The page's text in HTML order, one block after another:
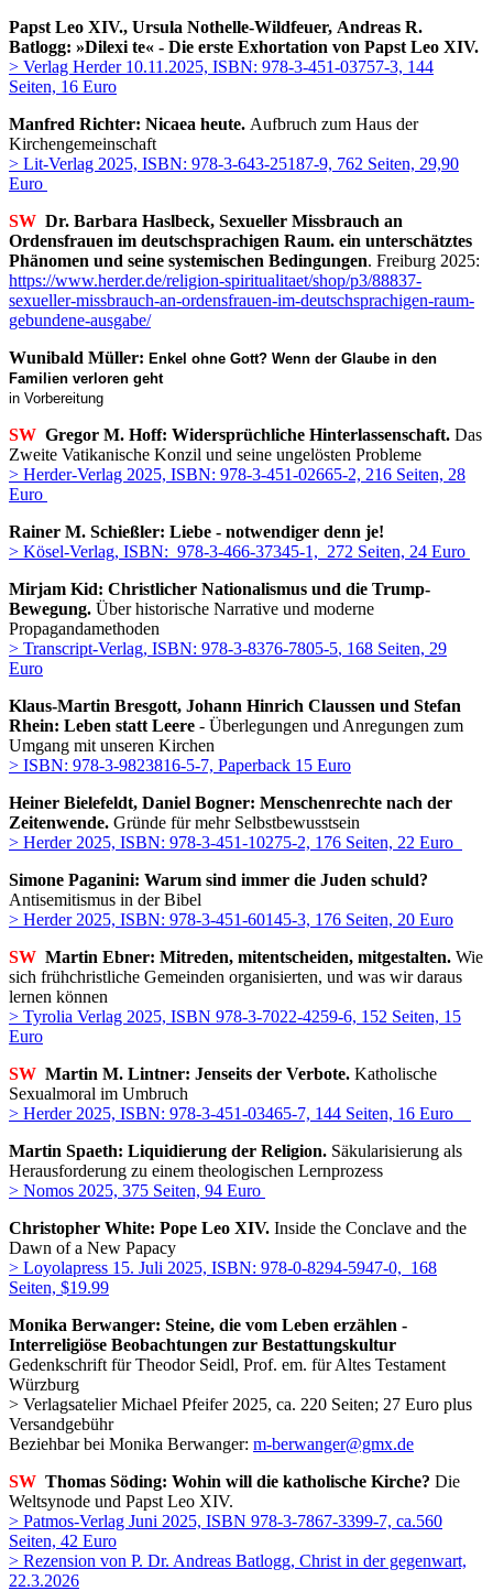
Papst Leo XIV., Ursula Nothelle-Wildfeuer, Andreas R.
Batlogg: »Dilexi te« - Die erste Exhortation von Papst Leo XIV.
> Verlag Herder 10.11.2025, ISBN: 978-3-451-03757-3, 144
Seiten, 16 Euro
Manfred Richter: Nicaea heute. Aufbruch zum Haus der
Kirchengemeinschaft
> Lit-Verlag 2025, ISBN: 978-3-643-25187-9, 762 Seiten, 29,90
Euro
SW Dr. Barbara Haslbeck, Sexueller Missbrauch an
Ordensfrauen im deutschsprachigen Raum. ein unterschätztes
Phänomen und seine systemischen Bedingungen. Freiburg 2025:
https://www.herder.de/religion-spiritualitaet/shop/p3/88837-
sexueller-missbrauch-an-ordensfrauen-im-deutschsprachigen-raum-
gebundene-ausgabe/
Wunibald Müller: Enkel ohne Gott? Wenn der Glaube in den
Familien verloren geht
in Vorbereitung
SW Gregor M. Hoff: Widersprüchliche Hinterlassenschaft. Das
Zweite Vatikanische Konzil und seine ungelösten Probleme
> Herder-Verlag 2025, ISBN: 978-3-451-02665-2, 216 Seiten, 28
Euro
Rainer M. Schießler: Liebe - notwendiger denn je!
> Kösel-Verlag, ISBN: 978-3-466-37345-1, 272 Seiten, 24 Euro
Mirjam Kid: Christlicher Nationalismus und die Trump-
Bewegung. Über historische Narrative und moderne
Propagandamethoden
> Transcript-Verlag, ISBN: 978-3-8376-7805-5, 168 Seiten, 29
Euro
Klaus-Martin Bresgott, Johann Hinrich Claussen und Stefan
Rhein: Leben statt Leere - Überlegungen und Anregungen zum
Umgang mit unseren Kirchen
> ISBN: 978-3-9823816-5-7, Paperback 15 Euro
Heiner Bielefeldt, Daniel Bogner: Menschenrechte nach der
Zeitenwende. Gründe für mehr Selbstbewusstsein
> Herder 2025, ISBN: 978-3-451-10275-2, 176 Seiten, 22 Euro
Simone Paganini: Warum sind immer die Juden schuld?
Antisemitismus in der Bibel
> Herder 2025, ISBN: 978-3-451-60145-3, 176 Seiten, 20 Euro
SW Martin Ebner: Mitreden, mitentscheiden, mitgestalten. Wie
sich frühchristliche Gemeinden organisierten, und was wir daraus
lernen können
> Tyrolia Verlag 2025, ISBN 978-3-7022-4259-6, 152 Seiten, 15
Euro
SW Martin M. Lintner: Jenseits der Verbote. Katholische
Sexualmoral im Umbruch
> Herder 2025, ISBN: 978-3-451-03465-7, 144 Seiten, 16 Euro
Martin Spaeth: Liquidierung der Religion. Säkularisierung als
Herausforderung zu einem theologischen Lernprozess
> Nomos 2025, 375 Seiten, 94 Euro
Christopher White: Pope Leo XIV. Inside the Conclave and the
Dawn of a New Papacy
> Loyolapress 15. Juli 2025, ISBN: 978-0-8294-5947-0, 168
Seiten, $19.99
Monika Berwanger: Steine, die vom Leben erzählen -
Interreligiöse Beobachtungen zur Bestattungskultur
Gedenkschrift für Theodor Seidl, Prof. em. für Altes Testament
Würzburg
> Verlagsatelier Michael Pfeifer 2025, ca. 220 Seiten; 27 Euro plus
Versandgebühr
Beziehbar bei Monika Berwanger: m-berwanger@gmx.de
SW Thomas Söding: Wohin will die katholische Kirche? Die
Weltsynode und Papst Leo XIV.
> Patmos-Verlag Juni 2025, ISBN 978-3-7867-3399-7, ca.560
Seiten, 42 Euro
> Rezension von P. Dr. Andreas Batlogg, Christ in der gegenwart,
22.3.2026